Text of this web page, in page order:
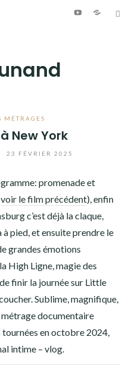
Youtube
MÉTRAGES
New York
23 FÉVRIER 2025
promenade et
voir le film précédent), enfin
c’est déjà la claque,
pied, et ensuite prendre le
grandes émotions
High Ligne, magie des
finir la journée sur Little
Sublime, magnifique,
documentaire
en octobre 2024,
intime – vlog.